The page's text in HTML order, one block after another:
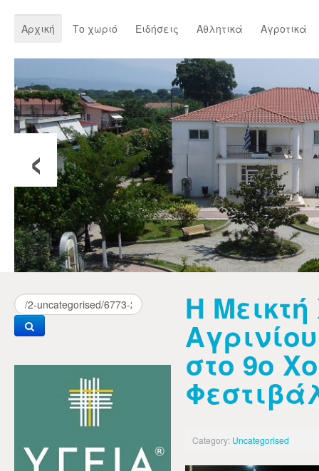
Αρχική Το χωριό Ειδήσεις Αθλητικά Αγροτικά
‹
Η
στο 9ο
Category: Uncategorised